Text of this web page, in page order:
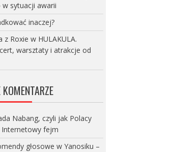
sytuacji awarii
inaczej?
z Roxie w HULAKULA.
warsztaty i atrakcje od
Nabang, czyli jak Polacy
fejm
głosowe w Yanosiku –